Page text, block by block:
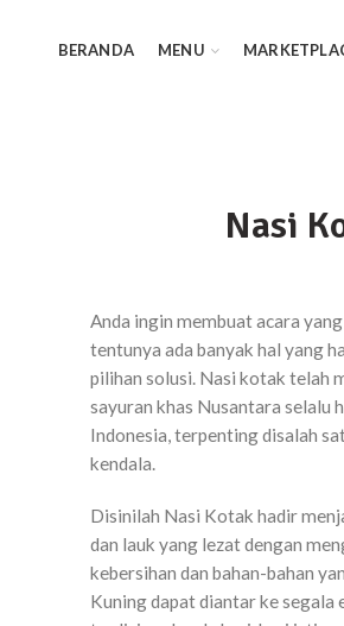
BERANDA MENU
Nasi
Anda ingin membuat acara
tentunya ada banyak hal yang
pilihan solusi. Nasi kotak telah
sayuran khas Nusantara selalu
Indonesia, terpenting disalah
kendala.
Disinilah Nasi Kotak hadir
dan lauk yang lezat dengan
kebersihan dan bahan-bahan
Kuning dapat diantar ke segala